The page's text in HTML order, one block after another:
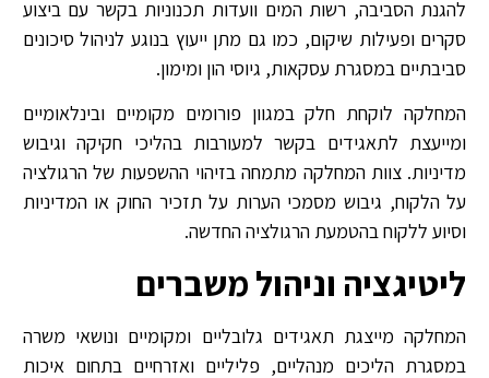
להגנת הסביבה, רשות המים וועדות תכנוניות בקשר עם ביצוע
סקרים ופעילות שיקום, כמו גם מתן ייעוץ בנוגע לניהול סיכונים
סביבתיים במסגרת עסקאות, גיוסי הון ומימון.
המחלקה לוקחת חלק במגוון פורומים מקומיים ובינלאומיים
ומייעצת לתאגידים בקשר למעורבות בהליכי חקיקה וגיבוש
מדיניות. צוות המחלקה מתמחה בזיהוי ההשפעות של הרגולציה
על הלקוח, גיבוש מסמכי הערות על תזכיר החוק או המדיניות
וסיוע ללקוח בהטמעת הרגולציה החדשה.
ליטיגציה וניהול משברים
המחלקה מייצגת תאגידים גלובליים ומקומיים ונושאי משרה
במסגרת הליכים מנהליים, פליליים ואזרחיים בתחום איכות